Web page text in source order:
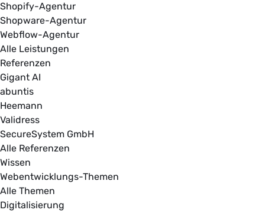
Shopify-Agentur
Shopware-Agentur
Webflow-Agentur
Alle Leistungen
Referenzen
Gigant AI
abuntis
Heemann
Validress
SecureSystem GmbH
Alle Referenzen
Wissen
Webentwicklungs-Themen
Alle Themen
Digitalisierung